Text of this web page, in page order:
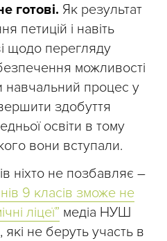
готові. Як результат
петицій і навіть
щодо перегляду
можливості
навчальний процес у
здобуття
освіти в тому
вони вступали.
ніхто не позбавляє –
9 класів зможе не
ліцеї” медіа НУШ
не беруть участь в